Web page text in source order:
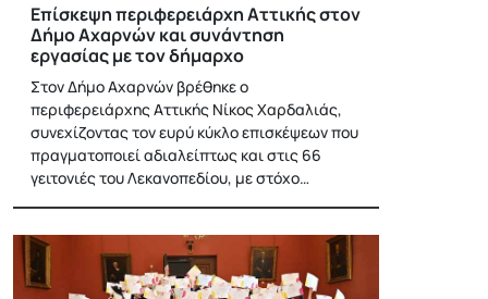
Επίσκεψη περιφερειάρχη Αττικής στον
Δήμο Αχαρνών και συνάντηση
εργασίας με τον δήμαρχο
Στον Δήμο Αχαρνών βρέθηκε ο
περιφερειάρχης Αττικής Νίκος Χαρδαλιάς,
συνεχίζοντας τον ευρύ κύκλο επισκέψεων που
πραγματοποιεί αδιαλείπτως και στις 66
γειτονιές του Λεκανοπεδίου, με στόχο…